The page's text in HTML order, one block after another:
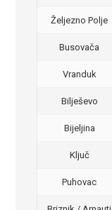
Željezno Polje
Busovača
Vranduk
Bilješevo
Bijeljina
Ključ
Puhovac